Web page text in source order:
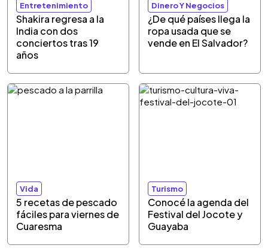
Entretenimiento
Shakira regresa a la
India con dos
conciertos tras 19
años
Dinero Y Negocios
¿De qué países llega la
ropa usada que se
vende en El Salvador?
Vida
5 recetas de pescado
fáciles para viernes de
Cuaresma
Turismo
Conocé la agenda del
Festival del Jocote y
Guayaba